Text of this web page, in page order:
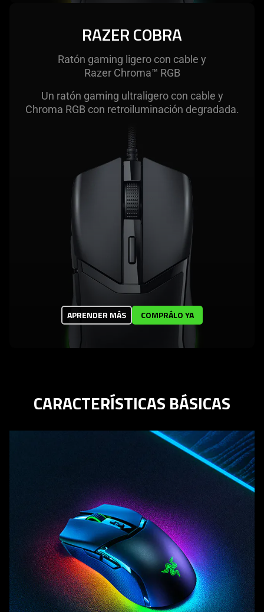
RAZER COBRA
Ratón gaming ligero con cable y
Razer Chroma™ RGB
Un ratón gaming ultraligero con cable y
Chroma RGB con retroiluminación degradada.
APRENDER MÁS COMPRÁLO YA
CARACTERÍSTICAS BÁSICAS